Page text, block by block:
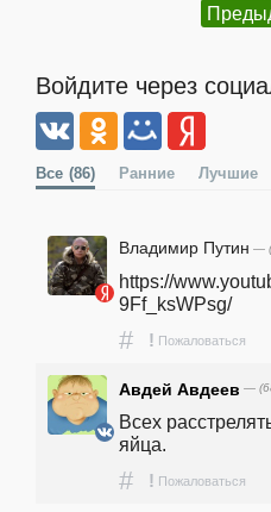
Войдите через
Все (86) Ранние Лучшие
Владимир Путин —
https://
9Ff_ksWPsg/
# ! Пожаловаться
Авдей Авдеев —
Всех
яйца.
# ! Пожаловаться